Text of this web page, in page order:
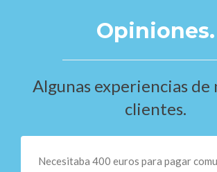
Opiniones.
Algunas experiencias de
clientes.
Necesitaba 400 euros para pagar